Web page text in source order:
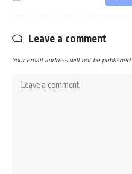
Leave a comment
Your email address will not be published.